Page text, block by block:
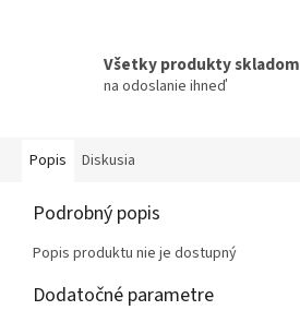
Všetky produkty skladom
na odoslanie ihneď
Popis Diskusia
Podrobný popis
Popis produktu nie je dostupný
Dodatočné parametre